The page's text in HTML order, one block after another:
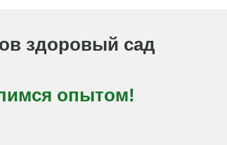
здоровый сад
опытом!